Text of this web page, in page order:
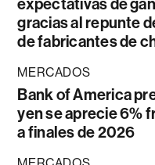
expectativas de
gracias al repunte
de fabricantes de
MERCADOS
Bank of America
yen se aprecie 6%
a finales de 2026